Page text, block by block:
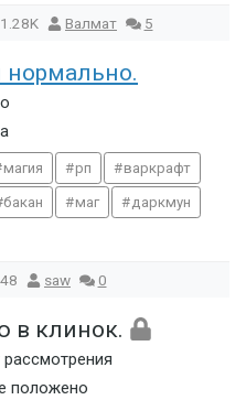
Валмат 5
нормально.
магия рп варкрафт
бакан маг даркмун
saw 0
в клинок.
положено